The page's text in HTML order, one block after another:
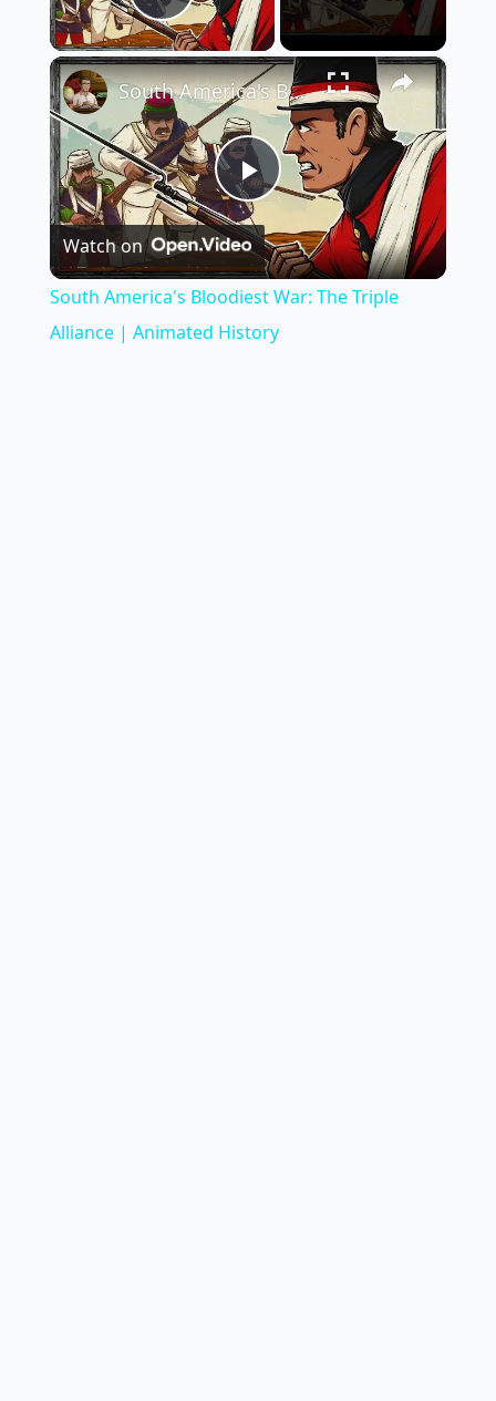
Play Video
×
Play
Video
South America's Bloodiest War: The Triple Alliance | Animated History
Watch on
South America's Bloodiest War: The Triple
Alliance | Animated History